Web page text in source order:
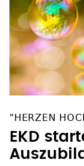
"HERZEN
EKD